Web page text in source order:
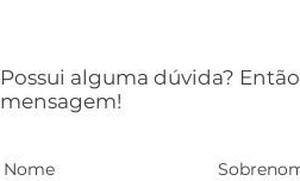
Possui alguma dúvida?
mensagem!
Nome